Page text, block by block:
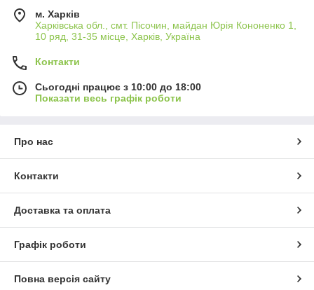
м. Харків
Харківська обл., смт. Пісочин, майдан Юрія Кононенко 1,
10 ряд, 31-35 місце, Харків, Україна
Контакти
Сьогодні працює з 10:00 до 18:00
Показати весь графік роботи
Про нас
Контакти
Доставка та оплата
Графік роботи
Повна версія сайту